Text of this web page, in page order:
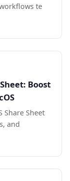
te
Boost
Share Sheet
and